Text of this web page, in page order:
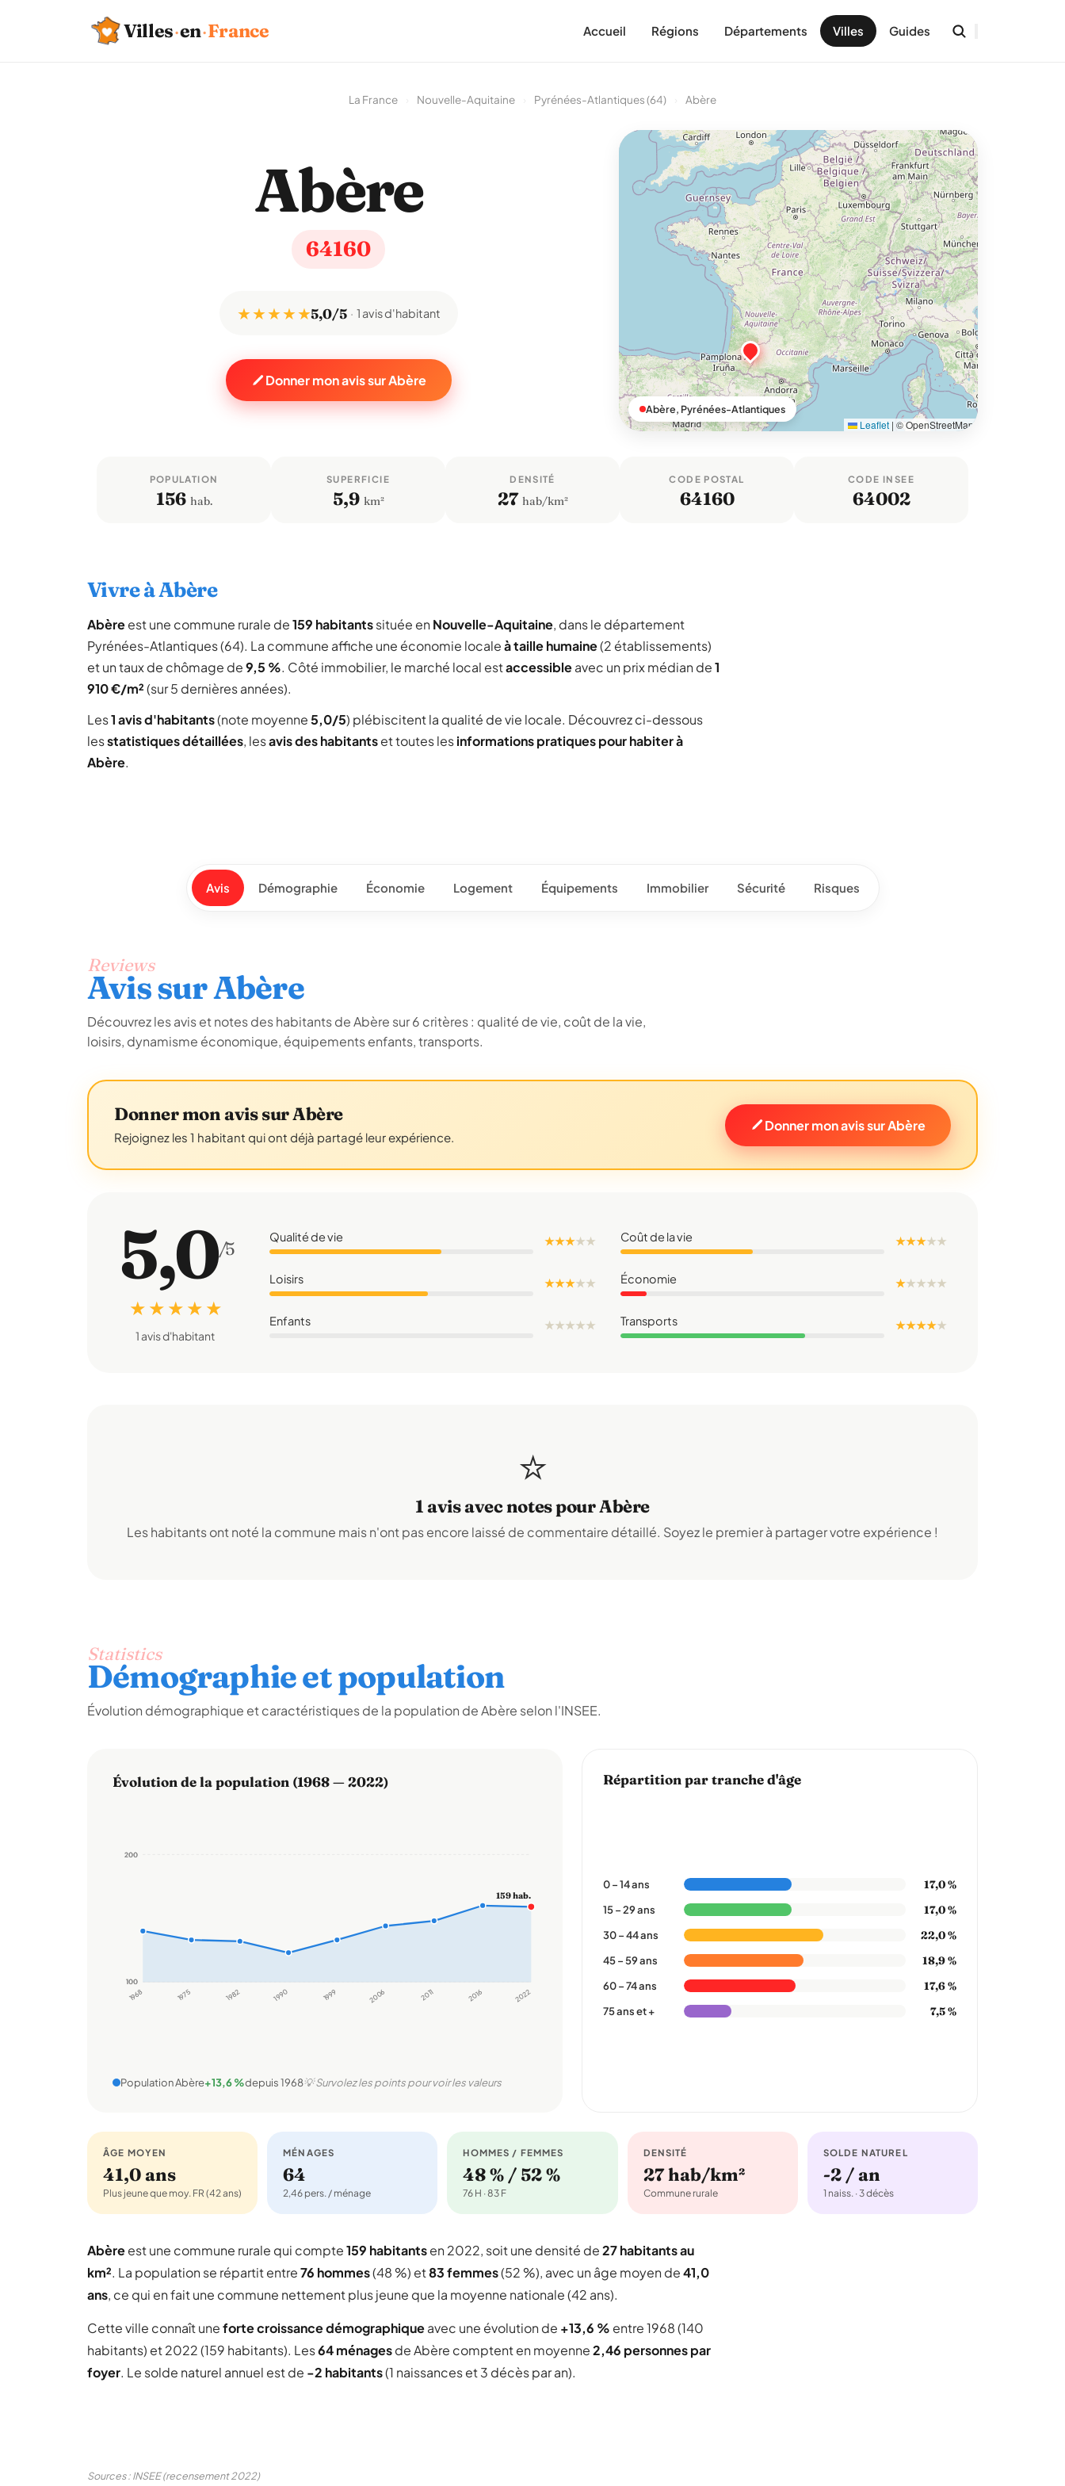
Villes·en·France Accueil Régions Départements Villes Guides
La France Nouvelle-Aquitaine Pyrénées-Atlantiques (64) Abère
Abère
64160
★ ★ ★ ★ ★5,0/5 1 avis d'habitant
Donner mon avis sur Abère
Leaflet | © OpenStreetMap
Abère, Pyrénées-Atlantiques
POPULATION
156 hab.
SUPERFICIE
5,9 km²
DENSITÉ
27 hab/km²
CODE POSTAL
64160
CODE INSEE
64002
Vivre à Abère
Abèreest une commune rurale de159 habitantssituée en Nouvelle-Aquitaine, dans le département
Pyrénées-Atlantiques (64). La commune affiche une économie localeà taille humaine(2 établissements)
et un taux de chômage de9,5 %. Côté immobilier, le marché local estaccessibleavec un prix médian de1
910 €/m²(sur 5 dernières années).
Les1 avis d'habitants(note moyenne5,0/5) plébiscitent la qualité de vie locale. Découvrez ci-dessous
lesstatistiques détaillées, lesavis des habitantset toutes lesinformations pratiques pour habiter à
Abère.
Avis Démographie Économie Logement Équipements Immobilier Sécurité Risques
Reviews
Avis sur Abère
Découvrez les avis et notes des habitants de Abère sur 6 critères : qualité de vie, coût de la vie,
loisirs, dynamisme économique, équipements enfants, transports.
Donner mon avis sur Abère
Rejoignez les 1 habitant qui ont déjà partagé leur expérience.
Donner mon avis sur Abère
5,0/5
★ ★ ★ ★ ★
1 avis d'habitant
Qualité de vie ★ ★ ★★★ Coût de la vie ★ ★ ★★★
Loisirs ★ ★ ★★★ Économie ★★★★★
Enfants ★★★★★ Transports ★ ★ ★ ★★
⭐
1 avis avec notes pour Abère
Les habitants ont noté la commune mais n'ont pas encore laissé de commentaire détaillé. Soyez le premier à partager votre expérience !
Statistics
Démographie et population
Évolution démographique et caractéristiques de la population de Abère selon l'INSEE.
Évolution de la population (1968 — 2022)
100
100
200
200
1968 1975 1982 1990 1999 2006 2011 2016 2022
159 hab.
Population Abère+13,6 %depuis 1968💡 Survolez les points pour voir les valeurs
Répartition par tranche d'âge
0 – 14 ans 17,0 %
15 – 29 ans 17,0 %
30 – 44 ans 22,0 %
45 – 59 ans 18,9 %
60 – 74 ans 17,6 %
75 ans et + 7,5 %
ÂGE MOYEN
41,0 ans
Plus jeune que moy. FR (42 ans)
MÉNAGES
64
2,46 pers. / ménage
HOMMES / FEMMES
48 % / 52 %
76 H · 83 F
DENSITÉ
27 hab/km²
Commune rurale
SOLDE NATUREL
-2 / an
1 naiss. · 3 décès
Abèreest une commune rurale qui compte159 habitantsen 2022, soit une densité de27 habitants au
km². La population se répartit entre76 hommes(48 %) et83 femmes(52 %), avec un âge moyen de41,0
ans, ce qui en fait une commune nettement plus jeune que la moyenne nationale (42 ans).
Cette ville connaît uneforte croissance démographiqueavec une évolution de +13,6 % entre 1968 (140
habitants) et 2022 (159 habitants). Les64 ménagesde Abère comptent en moyenne2,46 personnes par
foyer. Le solde naturel annuel est de -2 habitants(1 naissances et 3 décès par an).
Sources : INSEE (recensement 2022)